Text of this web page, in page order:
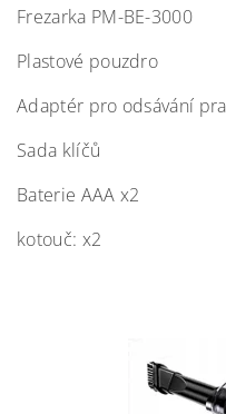
Frezarka PM-BE-3000
Plastové pouzdro
Adaptér pro odsávání
Sada klíčů
Baterie AAA x2
kotouč: x2